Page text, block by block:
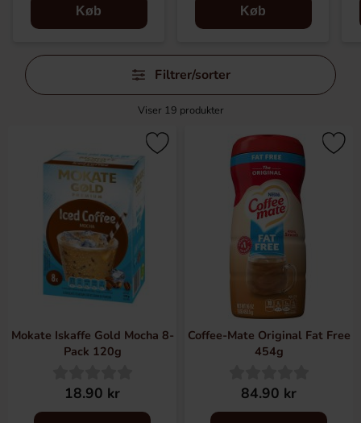
Køb Køb
Spring
filtre
Filtrer/sorter
Viser 19 produkter
Mokate Iskaffe Gold Mocha 8-
Pack 120g
18.90 kr
Coffee-Mate Original Fat Free
454g
84.90 kr